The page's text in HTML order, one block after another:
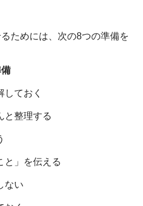
ためには、次の8つの準備を
ておく
と整理する
と」を伝える
ない